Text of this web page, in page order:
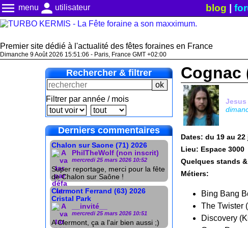
menu menu person utilisateur blog
Premier site dédié à l'actualité des fêtes foraines en France
Dimanche 9 Août 2026 15:51:07 - Paris, France GMT +02:00
Rechercher & filtrer
Filtrer par année / mois
Derniers commentaires
Chalon sur Saone (71) 2026
PhilTheWolf (non inscrit)
mercredi 25 mars 2026 10:52
Super reportage, merci pour la fête
de Chalon sur Saône !
Clermont Ferrand (63) 2026
Cristal Park
__invité__
mercredi 25 mars 2026 10:51
A Clermont, ça a l'air bien aussi ;)
Cognac
Jesus
Dates: du 19 au
Lieu: Espace 3000
Quelques stands
Métiers:
Bing Bang
The Twister
Discovery